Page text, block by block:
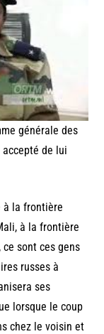
générale des
accepté de lui
à la frontière
à la frontière
ce sont ces gens
russes à
ses
lorsque le coup
chez le voisin et